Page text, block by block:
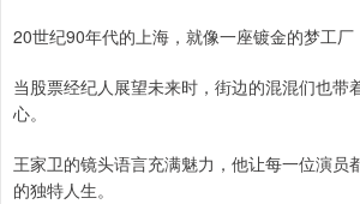
20世纪90年代的上海，就像一座镀金的梦工厂
当股票经纪人展望未来时，街边的混混们也带
心。
王家卫的镜头语言充满魅力，他让每一位演员
的独特人生。